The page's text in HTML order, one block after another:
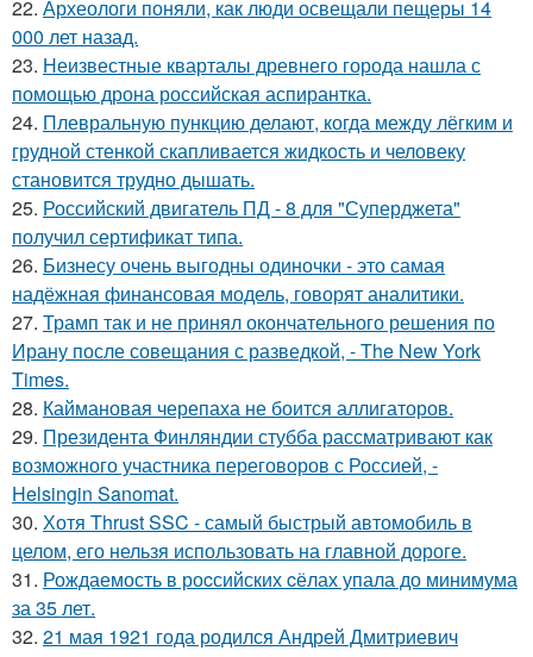
22. Археологи поняли, как люди освещали пещеры 14
000 лет назад.
23. Неизвестные кварталы древнего города нашла с
помощью дрона российская аспирантка.
24. Плевральную пункцию делают, когда между лёгким и
грудной стенкой скапливается жидкость и человеку
становится трудно дышать.
25. Российский двигатель ПД - 8 для "Суперджета"
получил сертификат типа.
26. Бизнесу очень выгодны одиночки - это самая
надёжная финансовая модель, говорят аналитики.
27. Трамп так и не принял окончательного решения по
Ирану после совещания с разведкой, - The New York
Times.
28. Каймановая черепаха не боится аллигаторов.
29. Президента Финляндии стубба рассматривают как
возможного участника переговоров с Россией, -
Helsingin Sanomat.
30. Хотя Thrust SSC - самый быстрый автомобиль в
целом, его нельзя использовать на главной дороге.
31. Рождаемость в роcсийских cёлах упала до минимума
за 35 лет.
32. 21 мая 1921 года родился Андрей Дмитриевич